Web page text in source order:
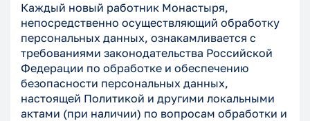
Каждый новый работник Монастыря,
непосредственно осуществляющий обработку
персональных данных, ознакамливается с
требованиями законодательства Российской
Федерации по обработке и обеспечению
безопасности персональных данных,
настоящей Политикой и другими локальными
актами (при наличии) по вопросам обработки и